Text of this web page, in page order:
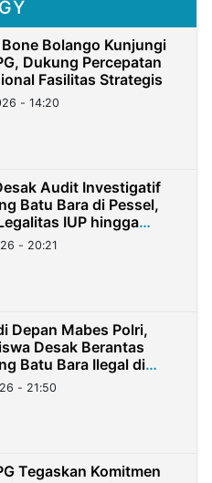
Bone Bolango Kunjungi
Dukung Percepatan
Fasilitas Strategis
- 14:20
Audit Investigatif
Batu Bara di Pessel,
IUP hingga
- 20:21
Depan Mabes Polri,
Desak Berantas
Batu Bara Ilegal di
- 21:50
Tegaskan Komitmen